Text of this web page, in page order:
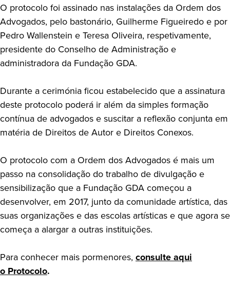
O protocolo foi assinado nas instalações da Ordem dos
Advogados, pelo bastonário, Guilherme Figueiredo e por
Pedro Wallenstein e Teresa Oliveira, respetivamente,
presidente do Conselho de Administração e
administradora da Fundação GDA.
Durante a cerimónia ficou estabelecido que a assinatura
deste protocolo poderá ir além da simples formação
contínua de advogados e suscitar a reflexão conjunta em
matéria de Direitos de Autor e Direitos Conexos.
O protocolo com a Ordem dos Advogados é mais um
passo na consolidação do trabalho de divulgação e
sensibilização que a Fundação GDA começou a
desenvolver, em 2017, junto da comunidade artística, das
suas organizações e das escolas artísticas e que agora se
começa a alargar a outras instituições.
Para conhecer mais pormenores, consulte aqui
o Protocolo.